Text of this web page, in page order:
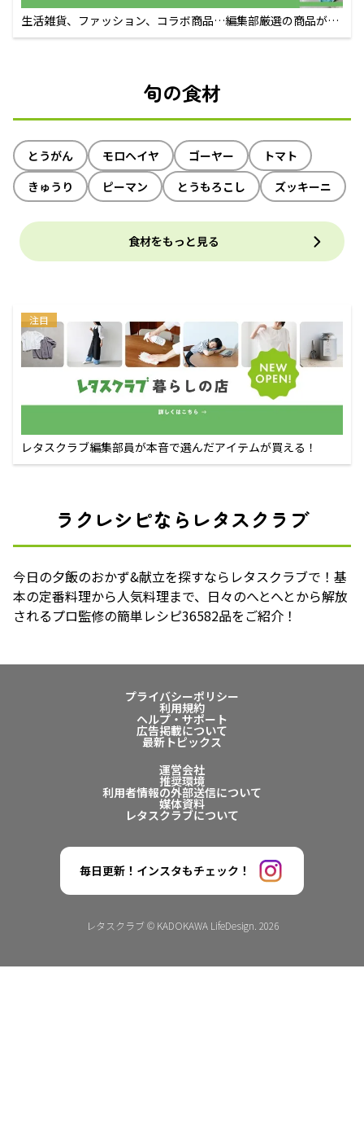
生活雑貨、ファッション、コラボ商品…編集部厳選の商品が買
えるECサイト
旬の食材
とうがん モロヘイヤ ゴーヤー
トマト
きゅうり
ピーマン とうもろこし ズッキーニ
食材をもっと見る
注目
レタスクラブ編集部員が本音で選んだアイテムが買える！
ラクレシピならレタスクラブ
今日の夕飯のおかず&献立を探すならレタスクラブで！基
本の定番料理から人気料理まで、日々のへとへとから解放
されるプロ監修の簡単レシピ36582品をご紹介！
プライバシーポリシー
利用規約
ヘルプ・サポート
広告掲載について
最新トピックス
運営会社
推奨環境
利用者情報の外部送信について
媒体資料
レタスクラブについて
毎日更新！インスタもチェック！
レタスクラブ © KADOKAWA LifeDesign. 2026